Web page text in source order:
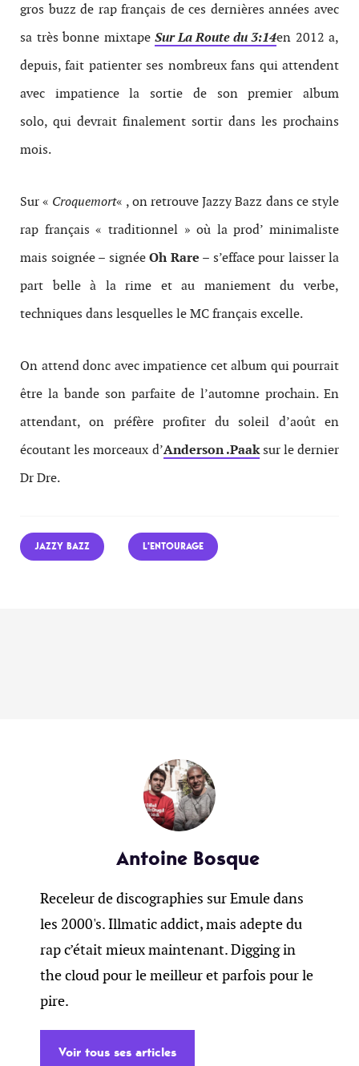
gros buzz de rap français de ces dernières années avec
sa très bonne mixtape Sur La Route du 3:14en 2012 a,
depuis, fait patienter ses nombreux fans qui attendent
avec impatience la sortie de son premier album
solo, qui devrait finalement sortir dans les prochains
mois.
Sur « Croquemort« , on retrouve Jazzy Bazz dans ce style
rap français « traditionnel » où la prod’ minimaliste
mais soignée – signéeOh Rare – s’efface pour laisser la
part belle à la rime et au maniement du verbe,
techniques dans lesquelles le MC français excelle.
On attend donc avec impatience cet album qui pourrait
être la bande son parfaite de l’automne prochain. En
attendant, on préfère profiter du soleil d’août en
écoutant les morceaux d’Anderson .Paaksur le dernier
Dr Dre.
JAZZY BAZZ L'ENTOURAGE
Antoine Bosque
Receleur de discographies sur Emule dans
les 2000's. Illmatic addict, mais adepte du
rap c’était mieux maintenant. Digging in
the cloud pour le meilleur et parfois pour le
pire.
Voir tous ses articles